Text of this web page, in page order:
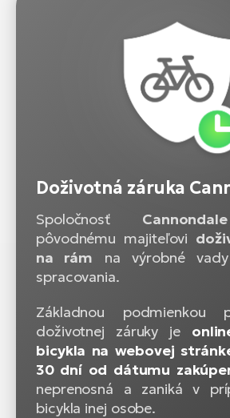
Doživotná záruka
Spoločnosť Cannondale
pôvodnému majiteľovi
na rám na výrobné
spracovania.
Základnou podmienkou
doživotnej záruky je
bicykla na webovej
30 dní od dátumu
neprenosná a zaniká v
bicykla inej osobe.